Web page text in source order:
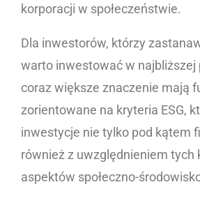
korporacji w społeczeństwie.
Dla inwestorów, którzy
warto inwestować w najbliższej
coraz większe znaczenie mają
zorientowane na kryteria ESG,
inwestycje nie tylko pod kątem
również z uwzględnieniem tych
aspektów społeczno-